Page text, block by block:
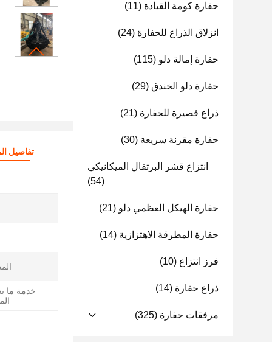
حفارة كومة القيادة (11)
انزلاق الذراع للحفارة (24)
حفارة إمالة دلو (115)
حفارة دلو الخندق (29)
ذراع قصيرة للحفارة (21)
حفارة مقرنة سريعة (30)
انتزاع قشر البرتقال الميكانيكي
(54)
حفارة الهيكل العظمي دلو (21)
حفارة المطرقة الاهتزازية (14)
فرز انتزاع (10)
ذراع حفارة (14)
مرفقات حفارة (325)
تفاصيل
خدمة ما